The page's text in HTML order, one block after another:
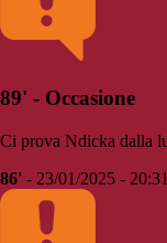
89' - Occasione
Ci prova Ndicka dalla
86' - 23/01/2025 - 20:31